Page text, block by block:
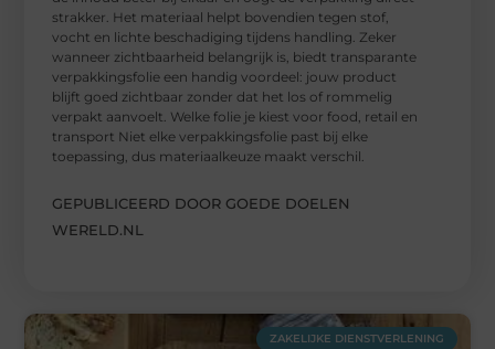
strakker. Het materiaal helpt bovendien tegen stof,
vocht en lichte beschadiging tijdens handling. Zeker
wanneer zichtbaarheid belangrijk is, biedt transparante
verpakkingsfolie een handig voordeel: jouw product
blijft goed zichtbaar zonder dat het los of rommelig
verpakt aanvoelt. Welke folie je kiest voor food, retail en
transport Niet elke verpakkingsfolie past bij elke
toepassing, dus materiaalkeuze maakt verschil.
GEPUBLICEERD DOOR GOEDE DOELEN
WERELD.NL
ZAKELIJKE DIENSTVERLENING